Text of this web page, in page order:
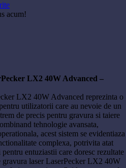
acum!
LX2 40W Advanced –
LX2 40W Advanced reprezinta o
utilizatorii care au nevoie de un
de precis pentru gravura si taiere
tehnologie avansata,
acest sistem se evidentiaza
complexa, potrivita atat
entuziastii care doresc rezultate
gravura laser LaserPecker LX2 40W